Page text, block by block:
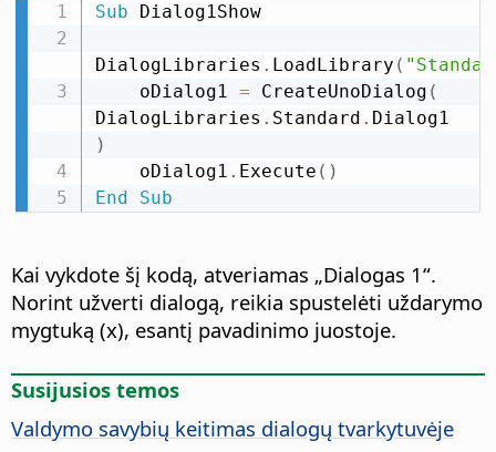
Sub Dialog1Show
DialogLibraries . LoadLibrary (
    oDialog1
= CreateUnoDialog (
DialogLibraries . Standard .
)
    oDialog1
. Execute ( )
End
Sub
Kai vykdote šį kodą, atveriamas „Dialogas 1“.
Norint užverti dialogą, reikia spustelėti uždarymo
mygtuką (x), esantį pavadinimo juostoje.
Susijusios temos
Valdymo savybių keitimas dialogų tvarkytuvėje